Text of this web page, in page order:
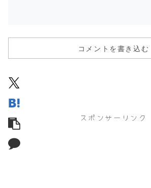
コメントを書き込む
スポンサーリンク